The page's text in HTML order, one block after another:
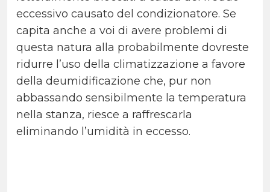
eccessivo causato del condizionatore. Se
capita anche a voi di avere problemi di
questa natura alla probabilmente dovreste
ridurre l’uso della climatizzazione a favore
della deumidificazione che, pur non
abbassando sensibilmente la temperatura
nella stanza, riesce a raffrescarla
eliminando l’umidità in eccesso.